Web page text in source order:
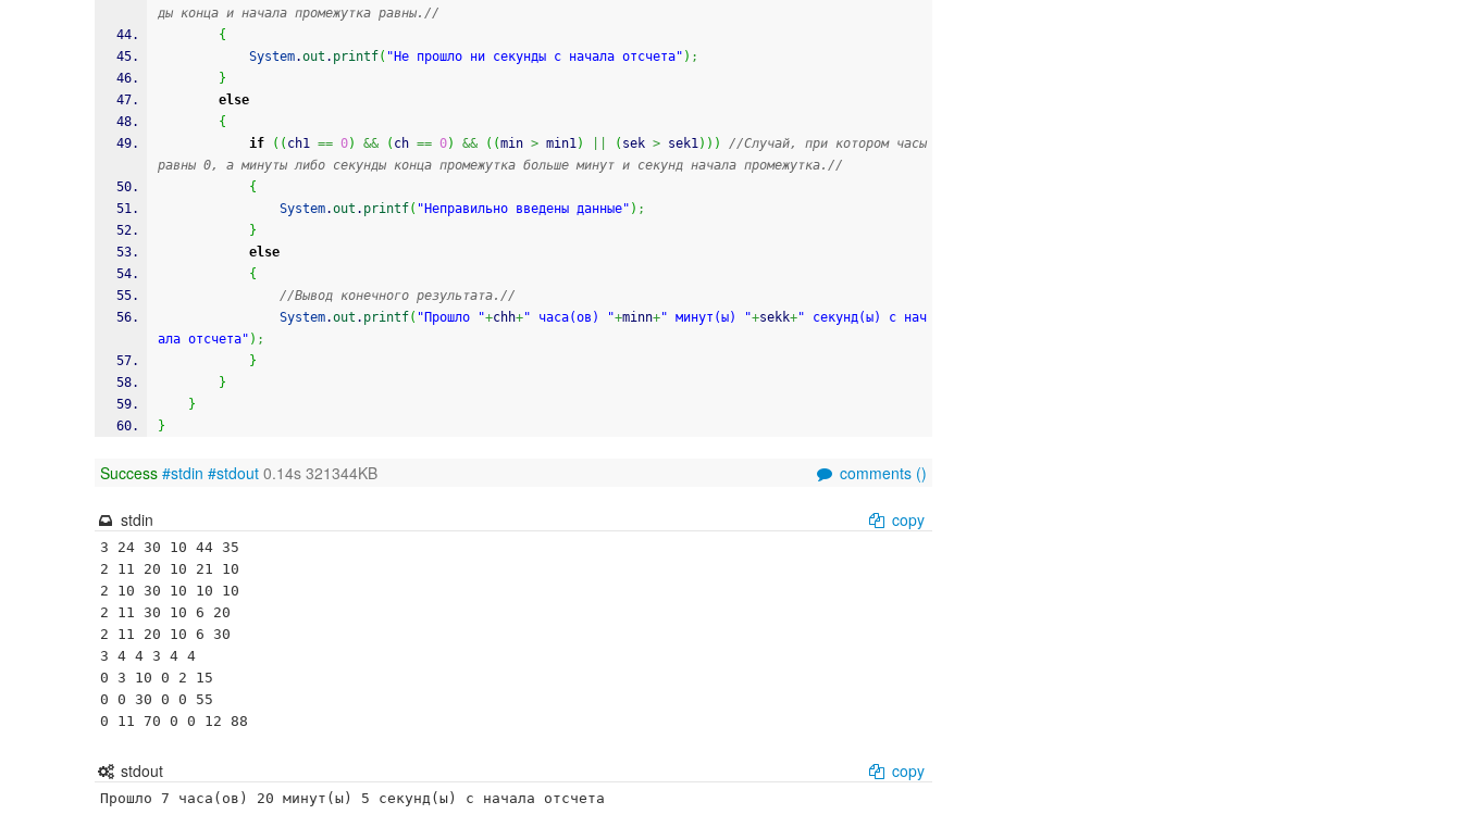
ды конца и начала промежутка равны.//
{
System.out . printf( "Не прошло ни секунды с начала отсчета" ) ;
}
else
{
if
( ( ch1 == 0) && ( ch == 0) && ( (min > min1) ( sek > sek1) ) )
//Случай, при котором часы
равны 0, а минуты либо секунды конца промежутка больше минут и секунд начала промежутка.//
{
System.out . printf( "Неправильно введены данные" ) ;
}
else
{
//Вывод конечного результата.//
System.out . printf( "Прошло "+chh+" часа(ов) "+minn+" минут(ы) "+sekk+" секунд(ы) с нач
ала отсчета" ) ;
}
}
}
}
Success #stdin #stdout 0.14s 321344KB comments ()
stdin copy
3 24 30 10 44 35
2 11 20 10 21 10
2 10 30 10 10 10
2 11 30 10 6 20
2 11 20 10 6 30
3 4 4 3 4 4
0 3 10 0 2 15
0 0 30 0 0 55
0 11 70 0 0 12 88
stdout copy
Прошло 7 часа(ов) 20 минут(ы) 5 секунд(ы) с начала отсчета